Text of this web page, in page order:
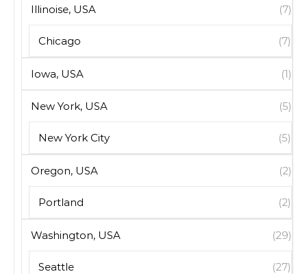
Illinoise, USA (7)
Chicago (7)
Iowa, USA (1)
New York, USA (5)
New York City (5)
Oregon, USA (2)
Portland (2)
Washington, USA (29)
Seattle (27)